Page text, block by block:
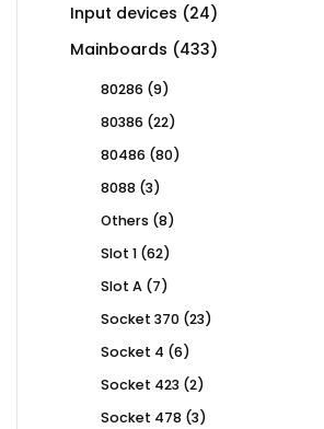
Input devices 2424
products
Mainboards 433433
80286 99
80386 2222
80486 8080
8088 33
Others 88
Slot 1 6262
Slot A 77
Socket 370 2323
Socket 4 66
Socket 423 22
Socket 478 33